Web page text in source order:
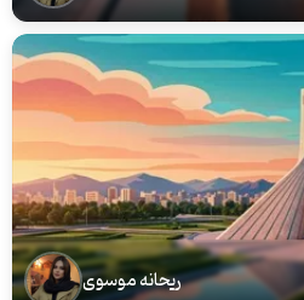
ریحانه موسوی